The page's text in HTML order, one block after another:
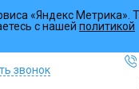
звонок
«Яндекс Метрика».
с нашей политикой